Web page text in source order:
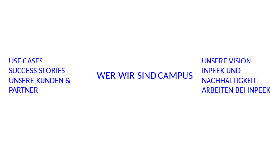
USE CASES
SUCCESS STORIES
UNSERE KUNDEN &
PARTNER
WER WIR SINDCAMPUS
UNSERE VISION
INPEEK UND
NACHHALTIGKEIT
ARBEITEN BEI INPEEK